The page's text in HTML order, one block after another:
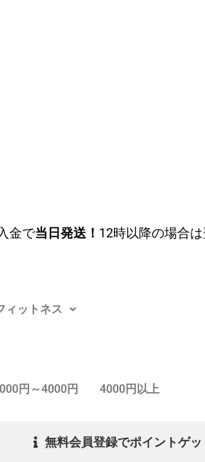
金で当日発送！ 12時以降の場合
ィットネス
円～4000円 4000円以上
無料会員登録でポイントゲッ